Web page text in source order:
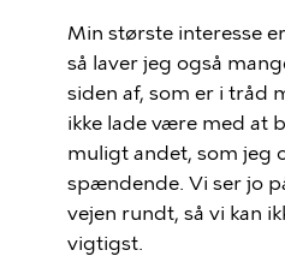
Min største interesse
så laver jeg også
siden af, som er i tråd
ikke lade være med at
muligt andet, som jeg
spændende. Vi ser jo
vejen rundt, så vi kan
vigtigst.